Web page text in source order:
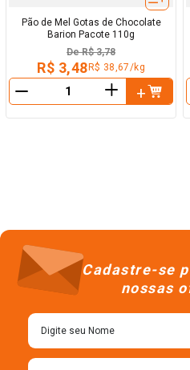
Pão de Mel Gotas de Chocolate
Barion Pacote 110g
De R$ 3,78
R$ 3,48 R$ 38,67/kg
＋
Cadastre-se
nossas